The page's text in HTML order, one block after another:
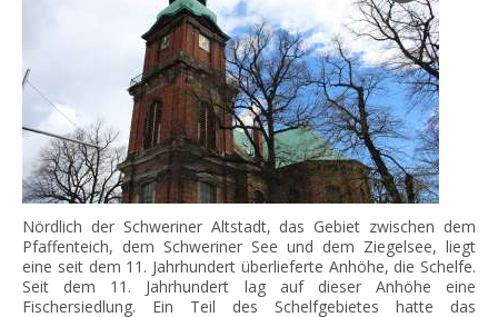
Nördlich der Schweriner Altstadt, das Gebiet zwischen dem
Pfaffenteich, dem Schweriner See und dem Ziegelsee, liegt
eine seit dem 11. Jahrhundert überlieferte Anhöhe, die Schelfe.
Seit dem 11. Jahrhundert lag auf dieser Anhöhe eine
Fischersiedlung. Ein Teil des Schelfgebietes hatte das